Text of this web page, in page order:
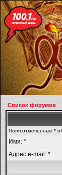
Список форумов
Поля отмеченные *
Имя: *
Адрес e-mail: *